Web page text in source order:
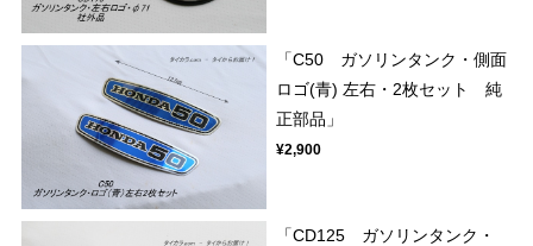
「C50 ガソリンタンク・側面
ロゴ(青) 左右・2枚セット 純
正部品」
¥2,900
「CD125 ガソリンタンク・